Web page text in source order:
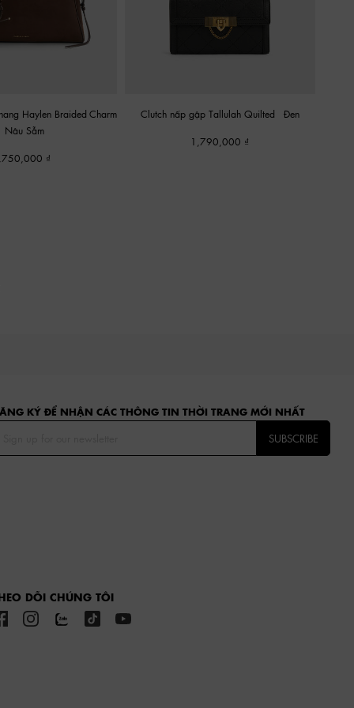
Haylen Braided-Charm
Nâu Sẫm
Clutch nấp gập Tallulah Quilted
Đen
1,790,000
KÝ ĐỂ NHẬN CÁC THÔNG TIN THỜI TRANG MỚI NHẤT
SUBSCRIBE
DÕI CHÚNG TÔI